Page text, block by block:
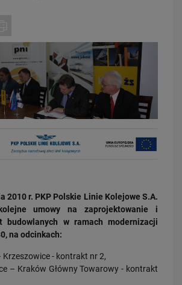
2010 r. PKP Polskie Linie Kolejowe S.A.
umowy na zaprojektowanie i
budowlanych w ramach modernizacji
na odcinkach:
Krzeszowice - kontrakt nr 2,
– Kraków Główny Towarowy - kontrakt
Katowic. Gotowy jest ważny wiadukt